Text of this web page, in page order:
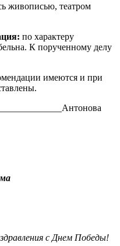
живописью, театром
по характеру
К порученному делу
имеются и при
с Днем Победы!